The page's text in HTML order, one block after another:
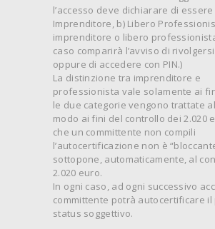
l’accesso deve dichiarare di essere
Imprenditore, b) Libero
imprenditore o libero
caso comparirà l’avviso di
oppure di accedere con PIN.)
La distinzione tra imprenditore e
professionista vale solamente ai
le due categorie vengono trattate
modo ai fini del controllo dei 2.020
che un committente non compili
l’autocertificazione non è
sottopone, automaticamente, al
2.020 euro.
In ogni caso, ad ogni successivo
committente potrà autocertificare il
status soggettivo.